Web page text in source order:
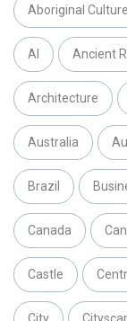
Aboriginal Culture
AI Ancient
Architecture
Australia
Brazil
Canada
Castle
City